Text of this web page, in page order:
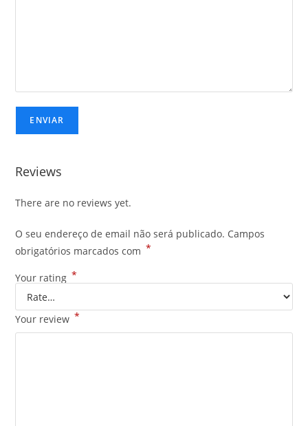
Reviews
There are no reviews yet.
O seu endereço de email não será publicado. Campos
obrigatórios marcados com *
Your rating *
Your review *